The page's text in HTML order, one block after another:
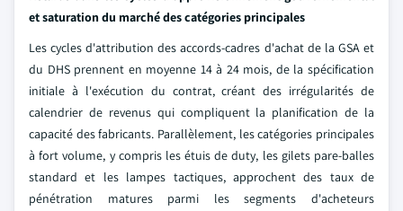
et saturation du marché des catégories principales
Les cycles d'attribution des accords-cadres d'achat de la GSA et
du DHS prennent en moyenne 14 à 24 mois, de la spécification
initiale à l'exécution du contrat, créant des irrégularités de
calendrier de revenus qui compliquent la planification de la
capacité des fabricants. Parallèlement, les catégories principales
à fort volume, y compris les étuis de duty, les gilets pare-balles
standard et les lampes tactiques, approchent des taux de
pénétration matures parmi les segments d'acheteurs